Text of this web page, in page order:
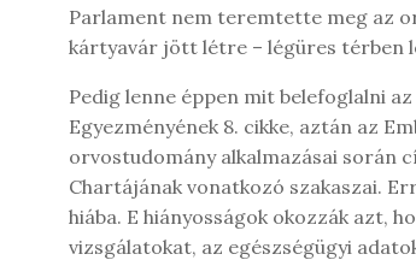
Parlament nem teremtette meg az
kártyavár jött létre – légüres térben
Pedig lenne éppen mit belefoglalni
Egyezményének 8. cikke, aztán az
orvostudomány alkalmazásai során
Chartájának vonatkozó szakaszai.
hiába. E hiányosságok okozzák azt,
vizsgálatokat, az egészségügyi